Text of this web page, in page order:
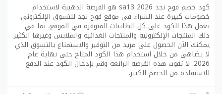
كود خصم فوح نجد 2026 sa13 هو الفرصة الذهبية لاستخدام
خصومات كبيرة عند الشراء في موقع فوح نجد للتسوق الإلكتروني.
يعمل هذا الكود على كل الطلبيات المتوفرة في الموقع، بما في
ذلك المنتجات الإلكترونية والمنتجات الغذائية والملابس وغيرها الكثير.
يمكنك الآن الحصول على مزيد من التوفير والاستمتاع بالتسوق الذي
لا يضاهى من خلال استخدام هذا الكود المتاح حتى نهاية عام
2026. لا تفوت هذه الفرصة الرائعة وقم بإدخال الكود عند الدفع
للاستفادة من الخصم الكبير.